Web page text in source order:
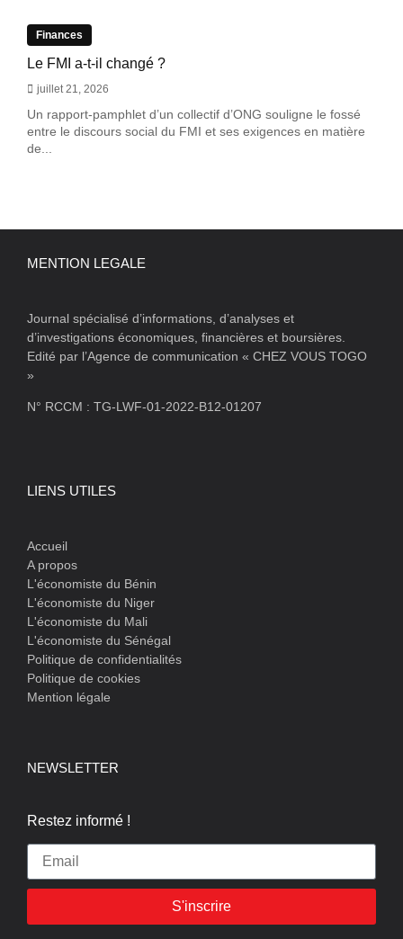
Finances
Le FMI a-t-il changé ?
juillet 21, 2026
Un rapport-pamphlet d’un collectif d’ONG souligne le fossé
entre le discours social du FMI et ses exigences en matière
de...
MENTION LEGALE
Journal spécialisé d’informations, d’analyses et
d’investigations économiques, financières et boursières.
Edité par l’Agence de communication « CHEZ VOUS TOGO
»
N° RCCM : TG-LWF-01-2022-B12-01207
LIENS UTILES
Accueil
A propos
L'économiste du Bénin
L'économiste du Niger
L'économiste du Mali
L'économiste du Sénégal
Politique de confidentialités
Politique de cookies
Mention légale
NEWSLETTER
Restez informé !
S'inscrire